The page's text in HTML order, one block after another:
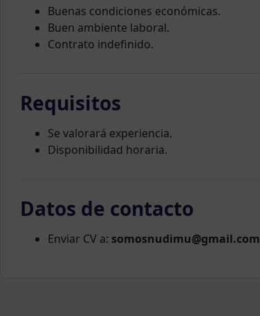
Buenas condiciones económicas.
Buen ambiente laboral.
Contrato indefinido.
Requisitos
Se valorará experiencia.
Disponibilidad horaria.
Datos de contacto
Enviar CV a: somosnudimu@gmail.com